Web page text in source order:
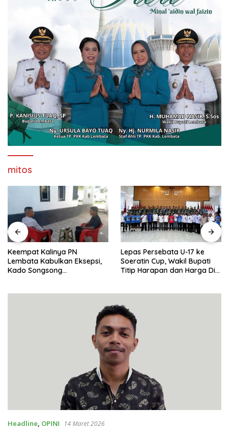
mitos
Keempat Kalinya PN
Lembata Kabulkan Eksepsi,
Kado Songsong
Lepas Persebata U-17 ke
Soeratin Cup, Wakil Bupati
Titip Harapan dan Harga Diri
Headline, OPINI 14 Maret 2026